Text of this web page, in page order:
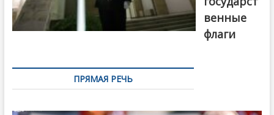
венные
флаги
ПРЯМАЯ РЕЧЬ